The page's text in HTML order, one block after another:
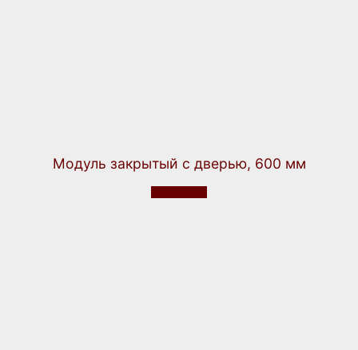
Модуль закрытый с дверью, 600 мм